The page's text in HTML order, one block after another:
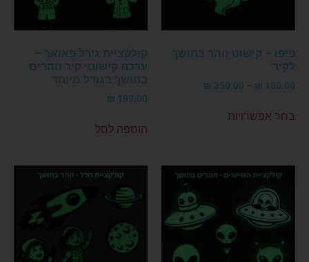
פִּיפוֹ – קישוט זוהר בחושך
לקיר
150.00
₪
–
350.00
₪
בחר אפשרויות
קולקציית גירל פאואר –
ערכת קישוטי קיר זוהרים
בחושך בגודל מיוחד
199.00
₪
הוספה לסל